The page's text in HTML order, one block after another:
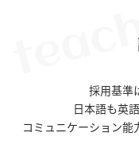
採用基準
日本語も英
コミュニケーション